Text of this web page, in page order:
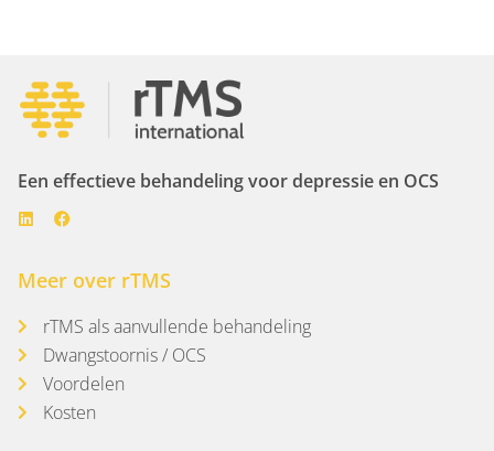
Een effectieve behandeling voor depressie en OCS
Meer over rTMS
rTMS als aanvullende behandeling
Dwangstoornis / OCS
Voordelen
Kosten